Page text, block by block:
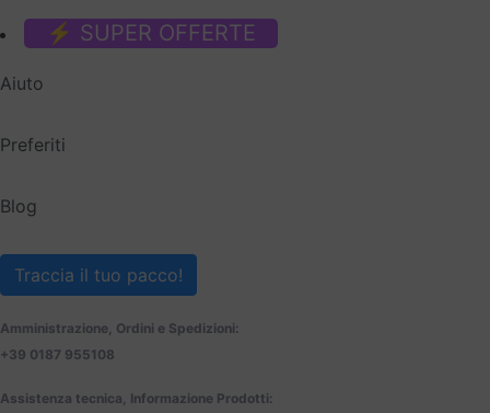
⚡ SUPER OFFERTE
Aiuto
Preferiti
Blog
Traccia il tuo pacco!
Amministrazione, Ordini e Spedizioni:
+39 0187 955108
Assistenza tecnica, Informazione Prodotti: